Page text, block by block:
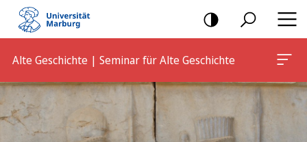
Mobile-
Navigation
Alte Geschichte | Seminar für Alte Geschichte
Hauptinhalt